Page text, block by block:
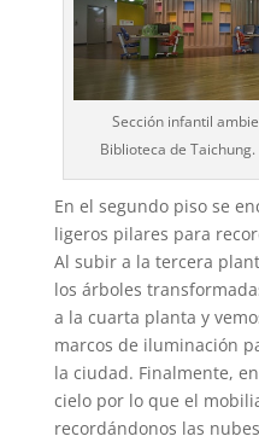
Sección infantil
Biblioteca de Taichung.
En el segundo piso se
ligeros pilares para
Al subir a la tercera
los árboles
a la cuarta planta y
marcos de iluminación
la ciudad. Finalmente,
cielo por lo que el
recordándonos las